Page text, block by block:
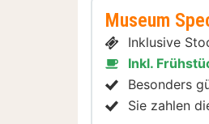
Museum
Inklusive
Inkl.
Besonders
Sie zahlen